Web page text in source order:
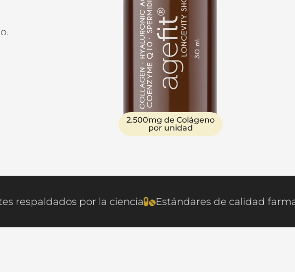
2.500mg de Colágeno
por unidad
Ingredientes respaldados por la ciencia Estándares de